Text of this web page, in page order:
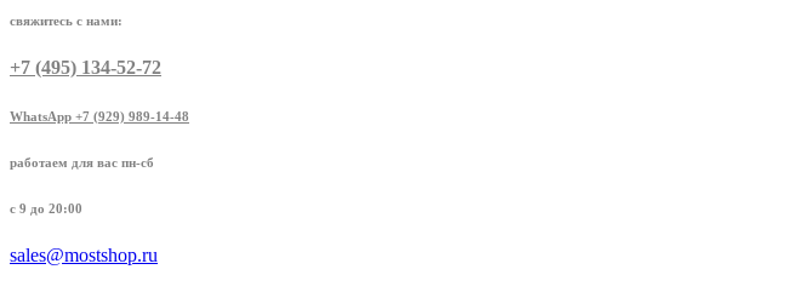
свяжитесь с нами:
+7 (495) 134-52-72
WhatsApp +7 (929) 989-14-48
работаем для вас пн-сб
с 9 до 20:00
sales@mostshop.ru